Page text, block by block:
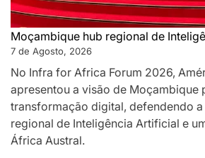
Moçambique hub regional de
7 de Agosto, 2026
No Infra for Africa Forum 2026,
apresentou a visão de Moçambique
transformação digital, defendendo
regional de Inteligência Artificial e
África Austral.